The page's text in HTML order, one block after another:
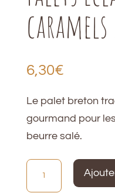
6,30€
Le palet breton
gourmand pour
beurre salé.
quantité